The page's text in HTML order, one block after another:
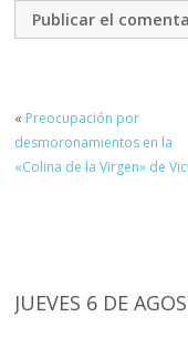
« Preocupación por
desmoronamientos en la
«Colina de la Virgen» de
JUEVES 6 DE